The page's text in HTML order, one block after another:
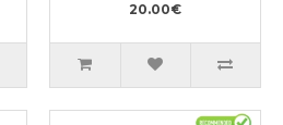
20.00€